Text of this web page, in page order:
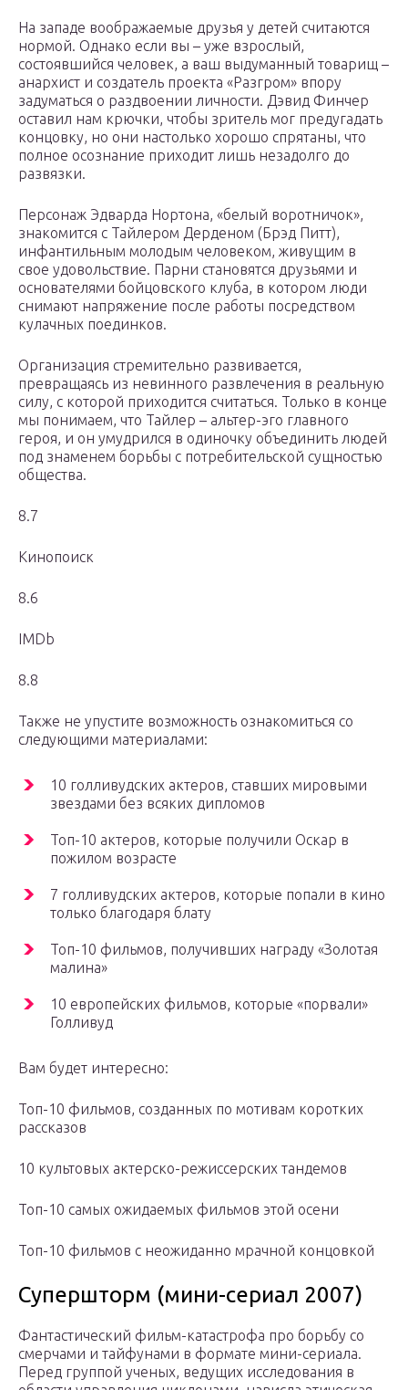
На западе воображаемые друзья у детей считаются
нормой. Однако если вы – уже взрослый,
состоявшийся человек, а ваш выдуманный товарищ –
анархист и создатель проекта «Разгром» впору
задуматься о раздвоении личности. Дэвид Финчер
оставил нам крючки, чтобы зритель мог предугадать
концовку, но они настолько хорошо спрятаны, что
полное осознание приходит лишь незадолго до
развязки.
Персонаж Эдварда Нортона, «белый воротничок»,
знакомится с Тайлером Дерденом (Брэд Питт),
инфантильным молодым человеком, живущим в
свое удовольствие. Парни становятся друзьями и
основателями бойцовского клуба, в котором люди
снимают напряжение после работы посредством
кулачных поединков.
Организация стремительно развивается,
превращаясь из невинного развлечения в реальную
силу, с которой приходится считаться. Только в конце
мы понимаем, что Тайлер – альтер-эго главного
героя, и он умудрился в одиночку объединить людей
под знаменем борьбы с потребительской сущностью
общества.
8.7
Кинопоиск
8.6
IMDb
8.8
Также не упустите возможность ознакомиться со
следующими материалами:
10 голливудских актеров, ставших мировыми
звездами без всяких дипломов
Топ-10 актеров, которые получили Оскар в
пожилом возрасте
7 голливудских актеров, которые попали в кино
только благодаря блату
Топ-10 фильмов, получивших награду «Золотая
малина»
10 европейских фильмов, которые «порвали»
Голливуд
Вам будет интересно:
Топ-10 фильмов, созданных по мотивам коротких
рассказов
10 культовых актерско-режиссерских тандемов
Топ-10 самых ожидаемых фильмов этой осени
Топ-10 фильмов с неожиданно мрачной концовкой
Супершторм (мини-сериал 2007)
Фантастический фильм-катастрофа про борьбу со
смерчами и тайфунами в формате мини-сериала.
Перед группой ученых, ведущих исследования в